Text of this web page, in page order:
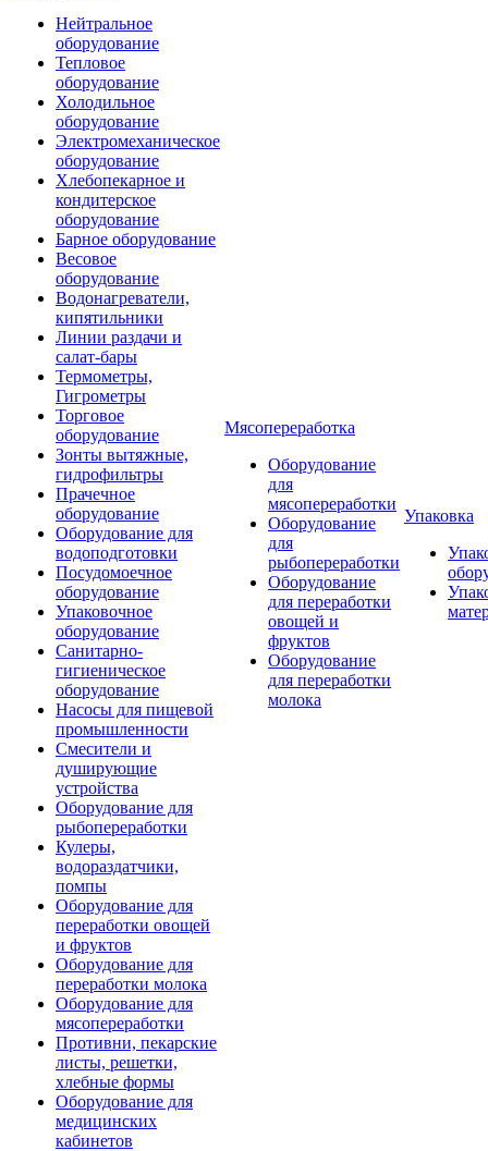
Нейтральное
оборудование
Тепловое
оборудование
Холодильное
оборудование
Электромеханическое
оборудование
Хлебопекарное и
кондитерское
оборудование
Барное оборудование
Весовое
оборудование
Водонагреватели,
кипятильники
Линии раздачи и
салат-бары
Термометры,
Гигрометры
Торговое
оборудование
Зонты вытяжные,
гидрофильтры
Прачечное
оборудование
Оборудование для
водоподготовки
Посудомоечное
оборудование
Упаковочное
оборудование
Санитарно-
гигиеническое
оборудование
Насосы для пищевой
промышленности
Смесители и
душирующие
устройства
Оборудование для
рыбопереработки
Кулеры,
водораздатчики,
помпы
Оборудование для
переработки овощей
и фруктов
Оборудование для
переработки молока
Оборудование для
мясопереработки
Противни, пекарские
листы, решетки,
хлебные формы
Оборудование для
медицинских
кабинетов
Мясопереработка
Оборудование
для
мясопереработки
Оборудование
для
рыбопереработки
Оборудование
для переработки
овощей и
фруктов
Оборудование
для переработки
молока
Упаковка